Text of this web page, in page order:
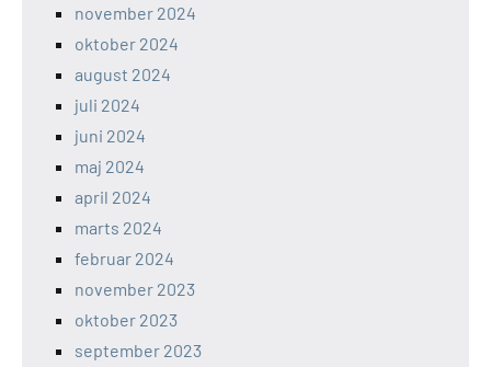
november 2024
oktober 2024
august 2024
juli 2024
juni 2024
maj 2024
april 2024
marts 2024
februar 2024
november 2023
oktober 2023
september 2023